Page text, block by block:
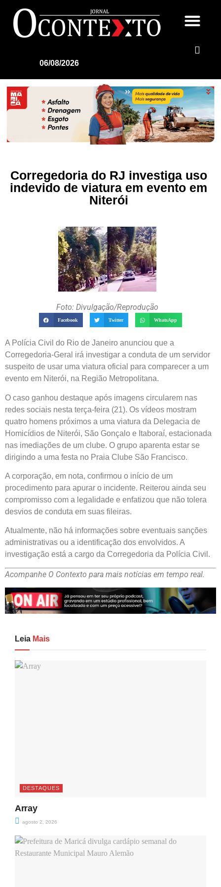
06/08/2026
Corregedoria do RJ investiga uso
indevido de viatura em evento em
Niterói
Foto: Divulgação/Reprodução
Facebook Twitter WhatsApp
A Polícia Civil do Rio de Janeiro anunciou que a
Corregedoria-Geral irá investigar a conduta de um servidor
suspeito de usar uma viatura oficial para comparecer a um
evento em Niterói, na Região Metropolitana.
O caso ganhou destaque após imagens circularem nas
redes sociais nesta terça-feira (21). Os vídeos mostram
quatro homens próximos a uma viatura da Delegacia de
Homicídios de Niterói, São Gonçalo e Itaboraí, estacionada
nas imediações de um clube. O grupo aparenta estar se
dirigindo a uma festa no Praia Clube São Francisco.
A corporação, em nota, confirmou o início de um
procedimento para apurar o incidente. Reiterou ainda seu
compromisso com a legalidade e enfatizou que não tolera
desvios de conduta em suas fileiras.
Atualmente, não há informações sobre eventuais sanções
administrativas ou a identificação dos envolvidos. A
investigação está a cargo da Corregedoria da Polícia Civil.
Acompanhe O Contexto para mais notícias em tempo real.
Leia Mais
DESTAQUES
Array
agosto 2, 2026